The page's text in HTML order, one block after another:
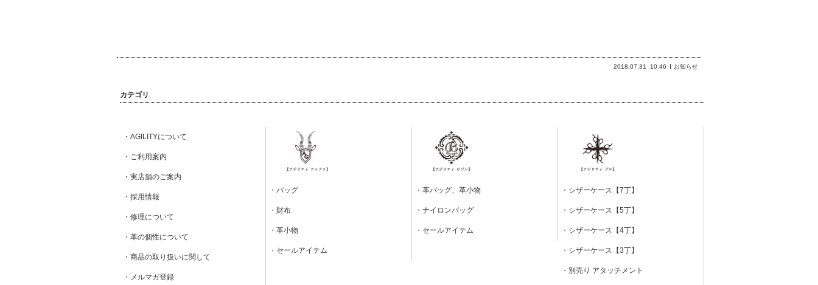
2018.07.31 10:46 お知らせ
カテゴリ
・AGILITYについて
・ご利用案内
・実店舗のご案内
・採用情報
・修理について
・革の個性について
・商品の取り扱いに関して
・メルマガ登録
・バッグ
・財布
・革小物
・セールアイテム
・革バッグ、革小物
・ナイロンバッグ
・セールアイテム
・シザーケース【7丁】
・シザーケース【5丁】
・シザーケース【4丁】
・シザーケース【3丁】
・別売り アタッチメント